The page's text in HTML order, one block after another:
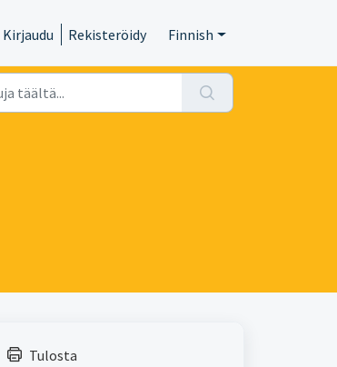
Kirjaudu Rekisteröidy Finnish
Tulosta